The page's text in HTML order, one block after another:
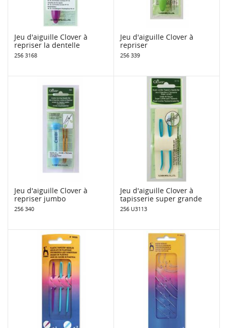
Jeu d'aiguille Clover à
repriser la dentelle
256 3168
Jeu d'aiguille Clover à
repriser
256 339
Jeu d'aiguille Clover à
repriser jumbo
256 340
Jeu d'aiguille Clover à
tapisserie super grande
256 U3113